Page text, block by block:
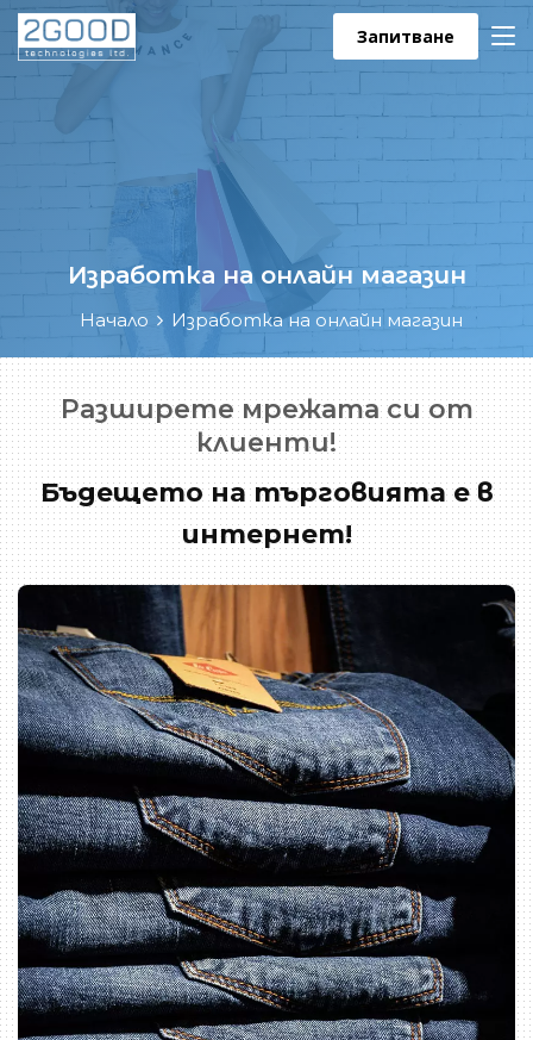
Запитване
Изработка на онлайн магазин
Начало Изработка на онлайн магазин
Разширете мрежата си от
клиенти!
Бъдещето на търговията е в
интернет!